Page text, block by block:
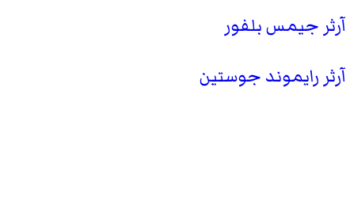
آرثر جيمس بلفور
آرثر رايموند جوستين